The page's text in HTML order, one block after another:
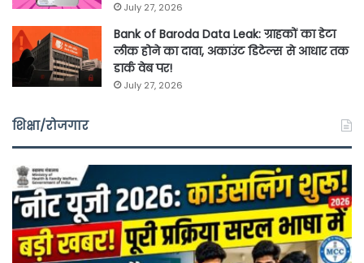
July 27, 2026
Bank of Baroda Data Leak: ग्राहकों का डेटा
लीक होने का दावा, अकाउंट डिटेल्स से आधार तक
डार्क वेब पर!
July 27, 2026
शिक्षा/रोजगार